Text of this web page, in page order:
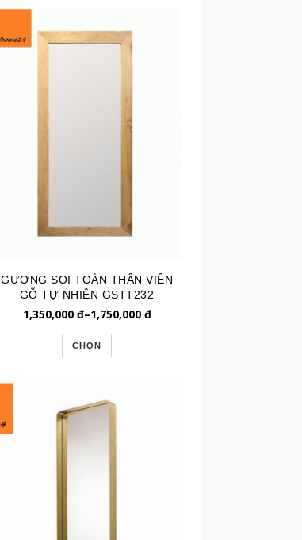
GƯƠNG SOI TOÀN THÂN VIỀN
GỖ TỰ NHIÊN GSTT232
1,350,000đ–1,750,000đ
CHỌN